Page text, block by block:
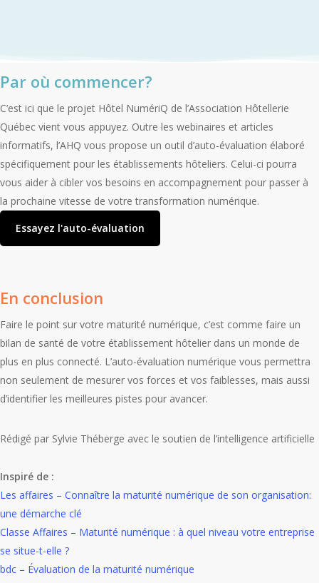
Par où commencer?
C’est ici que le projet Hôtel NumériQ de l’Association Hôtellerie
Québec vient vous appuyez. Outre les webinaires et articles
informatifs, l’AHQ vous propose un outil d’auto-évaluation élaboré
spécifiquement pour les établissements hôteliers. Celui-ci pourra
vous aider à cibler vos besoins en accompagnement pour passer à
la prochaine vitesse de votre transformation numérique.
Essayez l'auto-évaluation
En conclusion
Faire le point sur votre maturité numérique, c’est comme faire un
bilan de santé de votre établissement hôtelier dans un monde de
plus en plus connecté. L’auto-évaluation numérique vous permettra
non seulement de mesurer vos forces et vos faiblesses, mais aussi
d’identifier les meilleures pistes pour avancer.
Rédigé par Sylvie Théberge avec le soutien de l’intelligence artificielle
Inspiré de :
Les affaires – Connaître la maturité numérique de son organisation:
une démarche clé
Classe Affaires – Maturité numérique : à quel niveau votre entreprise
se situe-t-elle ?
bdc – Évaluation de la maturité numérique